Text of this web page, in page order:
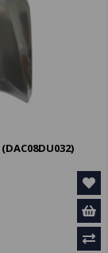
(DAC08DU032)